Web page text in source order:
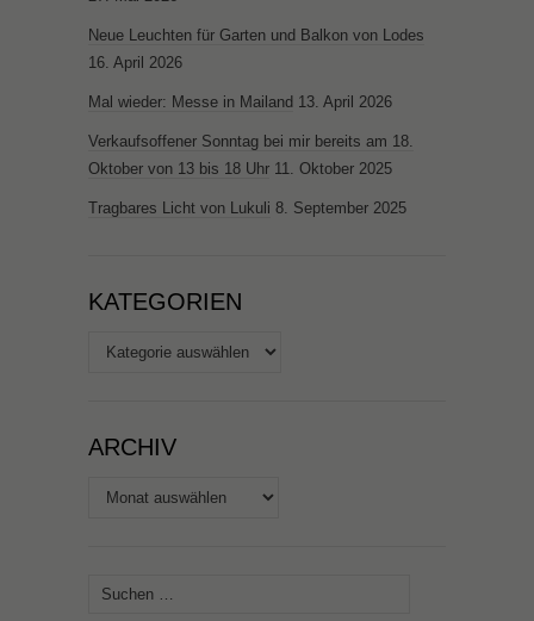
Neue Leuchten für Garten und Balkon von Lodes
16. April 2026
Mal wieder: Messe in Mailand 13. April 2026
Verkaufsoffener Sonntag bei mir bereits am 18.
Oktober von 13 bis 18 Uhr 11. Oktober 2025
Tragbares Licht von Lukuli 8. September 2025
KATEGORIEN
Kategorien
ARCHIV
Archiv
Suchen